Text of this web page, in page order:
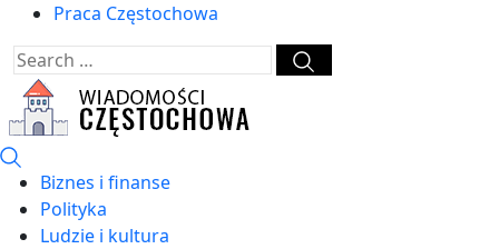
Praca Częstochowa
Biznes i finanse
Polityka
Ludzie i kultura